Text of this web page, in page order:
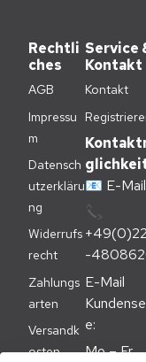
Rechtli
ches
AGB
Impressu
m
Datensch
utzerkläru
ng
Widerrufs
recht
Zahlungs
arten
Versandk
osten
Service
Kontakt
Kontakt
📧 E-Mail
📞
-
E-Mail
e:
Mo – Fr